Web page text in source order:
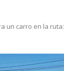
un carro en la